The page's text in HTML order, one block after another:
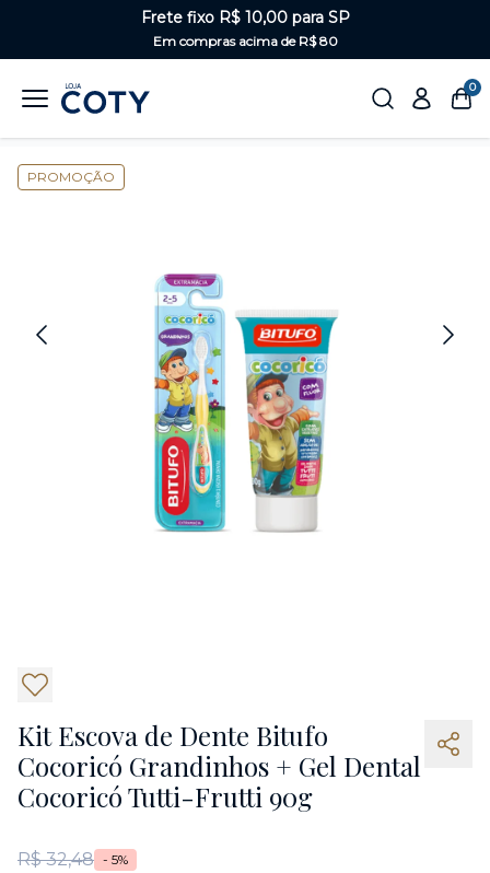
Frete fixo R$ 10,00 para SP
Em compras acima de R$ 80
0
PROMOÇÃO
Kit Escova de Dente Bitufo
Cocoricó Grandinhos + Gel Dental
Cocoricó Tutti-Frutti 90g
R$ 32,48 - 5%